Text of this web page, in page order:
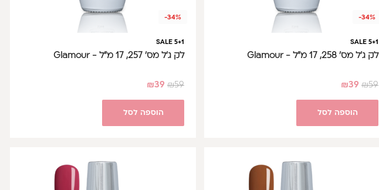
-34%
SALE 5+1
לק ג'ל מס' 258, 17 מ"ל - Glamour
₪59
₪39
הוספה לסל
-34%
SALE 5+1
לק ג'ל מס' 257, 17 מ"ל - Glamour
₪59
₪39
הוספה לסל